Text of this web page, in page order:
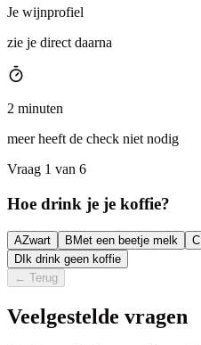
Je wijnprofiel
zie je direct daarna
2 minuten
meer heeft de check niet nodig
Vraag 1 van 6
Hoe drink je je koffie?
AZwart B Met een beetje melk C
D Ik drink geen koffie
← Terug
Veelgestelde vragen